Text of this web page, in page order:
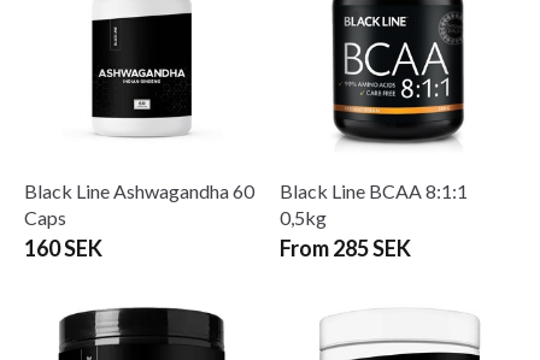
Black Line Ashwagandha 60
Caps
160 SEK
Black Line BCAA 8:1:1
0,5kg
From 285 SEK